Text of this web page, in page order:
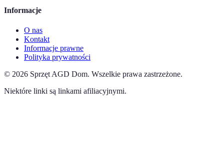
Informacje
O nas
Kontakt
Informacje prawne
Polityka prywatności
© 2026 Sprzęt AGD Dom. Wszelkie prawa zastrzeżone.
Niektóre linki są linkami afiliacyjnymi.